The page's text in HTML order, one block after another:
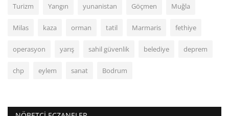
Turizm Yangın yunanistan Göçmen Muğla
Milas kaza orman tatil Marmaris fethiye
operasyon yarış sahil güvenlik belediye deprem
chp eylem sanat Bodrum